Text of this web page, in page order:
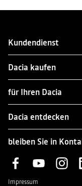
Kundendienst
Dacia kaufen
für Ihren Dacia
Dacia entdecken
bleiben Sie in
Impressum